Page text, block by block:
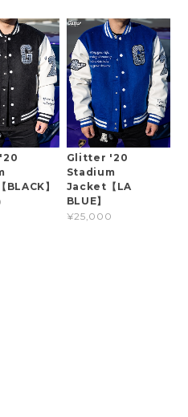
】
Glitter '20
Stadium
Jacket【LA
BLUE】
¥25,000